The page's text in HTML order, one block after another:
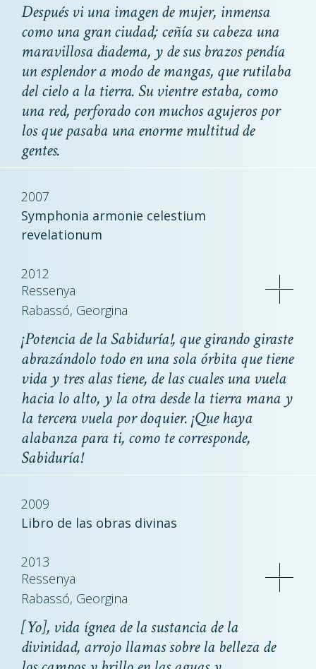
Después vi una imagen de mujer, inmensa
como una gran ciudad; ceñía su cabeza una
maravillosa diadema, y de sus brazos pendía
un esplendor a modo de mangas, que rutilaba
del cielo a la tierra. Su vientre estaba, como
una red, perforado con muchos agujeros por
los que pasaba una enorme multitud de
gentes.
2007
Symphonia armonie celestium
revelationum
2012
Ressenya
Rabassó, Georgina
¡Potencia de la Sabiduría!, que girando giraste
abrazándolo todo en una sola órbita que tiene
vida y tres alas tiene, de las cuales una vuela
hacia lo alto, y la otra desde la tierra mana y
la tercera vuela por doquier. ¡Que haya
alabanza para ti, como te corresponde,
Sabiduría!
2009
Libro de las obras divinas
2013
Ressenya
Rabassó, Georgina
[Yo], vida ígnea de la sustancia de la
divinidad, arrojo llamas sobre la belleza de